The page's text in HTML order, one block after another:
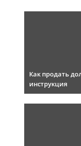
Как продать
инструкция